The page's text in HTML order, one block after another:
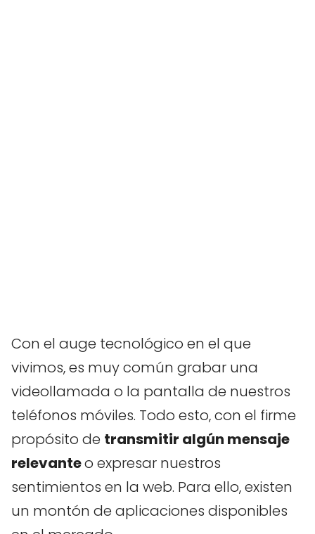
Con el auge tecnológico en el que
vivimos, es muy común grabar una
videollamada o la pantalla de nuestros
teléfonos móviles. Todo esto, con el firme
propósito de transmitir algún mensaje
relevanteo expresar nuestros
sentimientos en la web. Para ello, existen
un montón de aplicaciones disponibles